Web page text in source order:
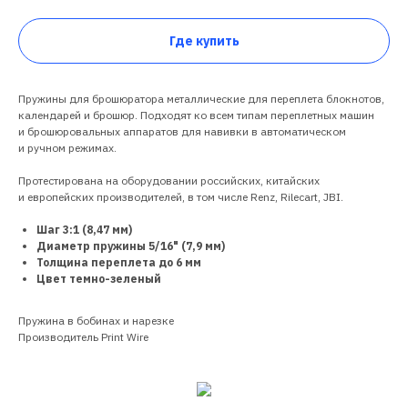
Где купить
Пружины для брошюратора металлические для переплета блокнотов,
календарей и брошюр. Подходят ко всем типам переплетных машин
и брошюровальных аппаратов для навивки в автоматическом
и ручном режимах.
Протестирована на оборудовании российских, китайских
и европейских производителей, в том числе Renz, Rilecart, JBI.
Шаг 3:1 (8,47 мм)
Диаметр пружины 5/16" (7,9 мм)
Толщина переплета до 6 мм
Цвет темно-зеленый
Пружина в бобинах и нарезке
Производитель Print Wire